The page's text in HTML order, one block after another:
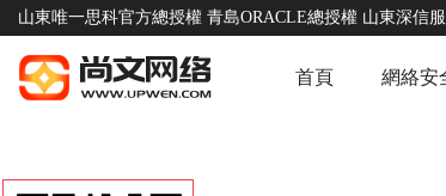
山東唯一思科官方總授權 青島ORACLE總授權 山東深信
首頁 網絡安